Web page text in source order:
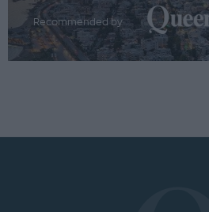
Recommended by